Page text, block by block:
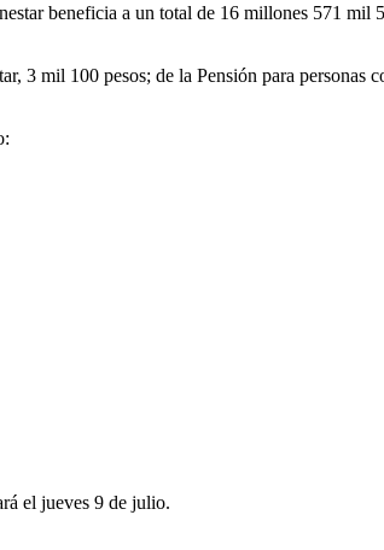
beneficia a un total de 16 millones 571 mil
3 mil 100 pesos; de la Pensión para personas
el jueves 9 de julio.